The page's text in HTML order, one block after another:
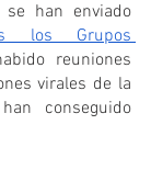
los Grupos
reuniones
virales de la
conseguido